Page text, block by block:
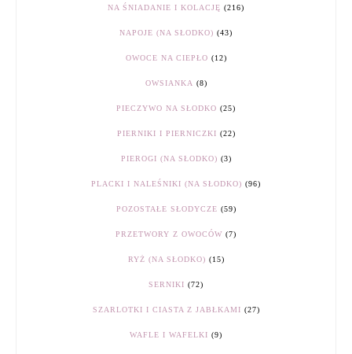
NA ŚNIADANIE I KOLACJĘ (216)
NAPOJE (NA SŁODKO) (43)
OWOCE NA CIEPŁO (12)
OWSIANKA (8)
PIECZYWO NA SŁODKO (25)
PIERNIKI I PIERNICZKI (22)
PIEROGI (NA SŁODKO) (3)
PLACKI I NALEŚNIKI (NA SŁODKO) (96)
POZOSTAŁE SŁODYCZE (59)
PRZETWORY Z OWOCÓW (7)
RYŻ (NA SŁODKO) (15)
SERNIKI (72)
SZARLOTKI I CIASTA Z JABŁKAMI (27)
WAFLE I WAFELKI (9)